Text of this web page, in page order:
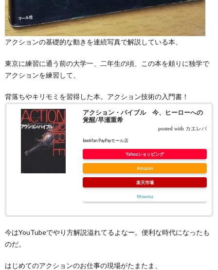
アクションの基礎的な動きを連続写真で解説している本、
東京に練習に通う前の大学一、二年生の頃、この本を頼りに独学で
アクションを練習して、
背落ちやキリモミを習得した本。アクション技術の入門書！
アクション・バイブル 今、ヒーローへの
覚醒/早瀬重希
posted with カエレバ
bookfan PayPayモール店
Yahooショッピング
Amazon
楽天市場
Wowma
今はYouTubeでやり方解説溢れてるよなー。便利な時代になったも
のだ。
はじめてのアクションのお仕事の現場がたまたま、